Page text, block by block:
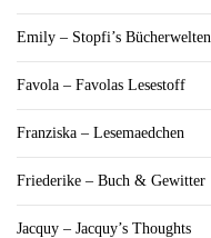
Emily – Stopfi’s Bücherwelten
Favola – Favolas Lesestoff
Franziska – Lesemaedchen
Friederike – Buch & Gewitter
Jacquy – Jacquy’s Thoughts